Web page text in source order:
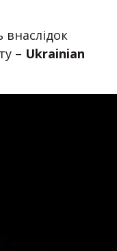
– Ukrainian